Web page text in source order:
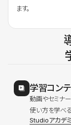
ます。
学習コン
動画やセミナー
使い方を学べ
Studioアカデ